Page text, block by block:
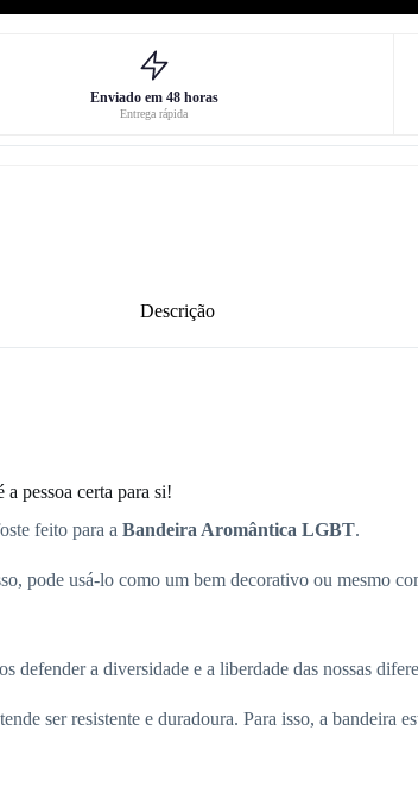
Enviado em 48 horas
Entrega rápida
Descrição
a pessoa certa para si!
feito para a Bandeira Aromântica LGBT.
pode usá-lo como um bem decorativo ou mesmo
a diversidade e a liberdade das nossas
ser resistente e duradoura. Para isso, a bandeira